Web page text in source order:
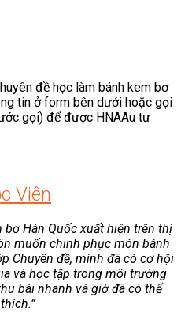
đề học làm bánh kem bơ
tin ở form bên dưới hoặc gọi
gọi) để được HNAAu tư
Viên
bơ Hàn Quốc xuất hiện trên thị
muốn chinh phục món bánh
Chuyên đề, mình đã có cơ hội
và học tập trong môi trường
bài nhanh và giờ đã có thể